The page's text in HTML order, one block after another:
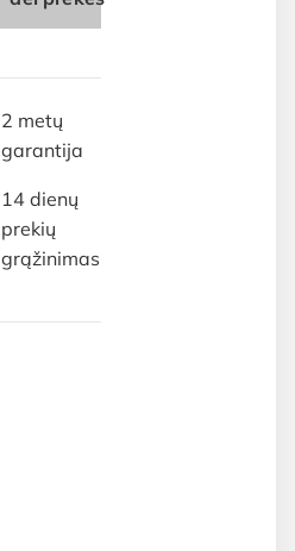
2 metų
garantija
14 dienų
prekių
grąžinimas